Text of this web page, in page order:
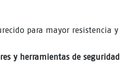
para mayor resistencia y
y herramientas de seguridad